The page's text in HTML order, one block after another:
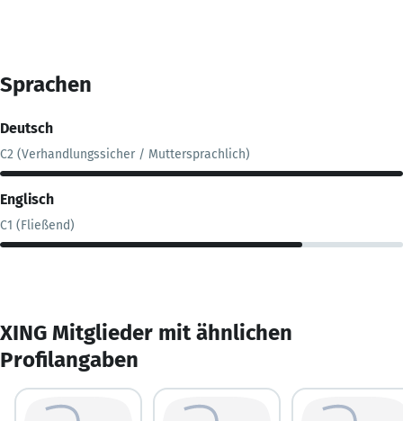
Sprachen
Deutsch
C2 (Verhandlungssicher / Muttersprachlich)
Englisch
C1 (Fließend)
XING Mitglieder mit ähnlichen
Profilangaben